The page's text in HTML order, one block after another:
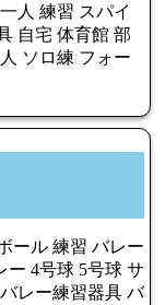
人 練習 スパイ
自宅 体育館 部
ソロ練 フォー
ール 練習 バレー
ー 4号球 5号球 サ
レー練習器具 バ